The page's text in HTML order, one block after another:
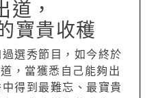
道，
寶貴收穫
選秀節目，如今終於
，當獲悉自己能夠出
得到最難忘、最寶貴